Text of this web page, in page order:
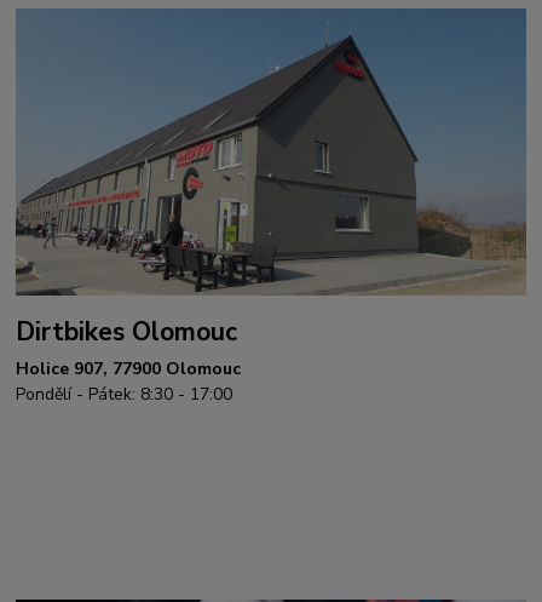
Dirtbikes Olomouc
Holice 907, 77900 Olomouc
Pondělí - Pátek: 8:30 - 17:00